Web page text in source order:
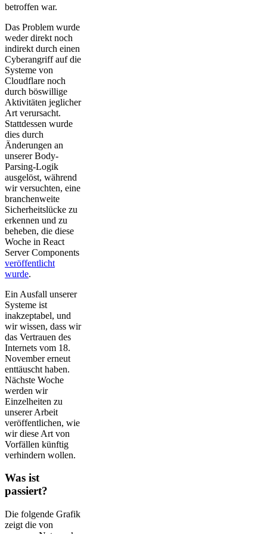
betroffen war.
Das Problem wurde
weder direkt noch
indirekt durch einen
Cyberangriff auf die
Systeme von
Cloudflare noch
durch böswillige
Aktivitäten jeglicher
Art verursacht.
Stattdessen wurde
dies durch
Änderungen an
unserer Body-
Parsing-Logik
ausgelöst, während
wir versuchten, eine
branchenweite
Sicherheitslücke zu
erkennen und zu
beheben, die diese
Woche in React
Server Components
veröffentlicht
wurde.
Ein Ausfall unserer
Systeme ist
inakzeptabel, und
wir wissen, dass wir
das Vertrauen des
Internets vom 18.
November erneut
enttäuscht haben.
Nächste Woche
werden wir
Einzelheiten zu
unserer Arbeit
veröffentlichen, wie
wir diese Art von
Vorfällen künftig
verhindern wollen.
Was ist
passiert?
Die folgende Grafik
zeigt die von